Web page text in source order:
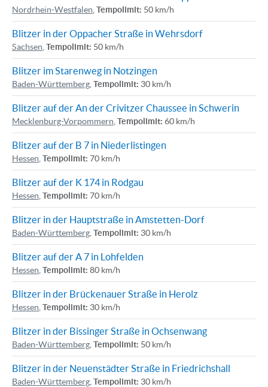
Nordrhein-Westfalen Tempolimit: 50 km/h
Blitzer in der Oppacher Straße in Wehrsdorf
Sachsen Tempolimit: 50 km/h
Blitzer im Starenweg in Notzingen
Baden-Württemberg Tempolimit: 30 km/h
Blitzer auf der An der Crivitzer Chaussee in Schwerin
Mecklenburg-Vorpommern Tempolimit: 60 km/h
Blitzer auf der B 7 in Niederlistingen
Hessen Tempolimit: 70 km/h
Blitzer auf der K 174 in Rodgau
Hessen Tempolimit: 70 km/h
Blitzer in der Hauptstraße in Amstetten-Dorf
Baden-Württemberg Tempolimit: 30 km/h
Blitzer auf der A 7 in Lohfelden
Hessen Tempolimit: 80 km/h
Blitzer in der Brückenauer Straße in Herolz
Hessen Tempolimit: 30 km/h
Blitzer in der Bissinger Straße in Ochsenwang
Baden-Württemberg Tempolimit: 50 km/h
Blitzer in der Neuenstädter Straße in Friedrichshall
Baden-Württemberg Tempolimit: 30 km/h